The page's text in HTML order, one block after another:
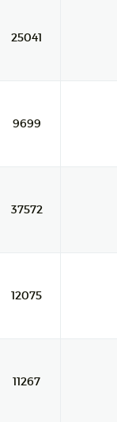
25041
9699
37572
12075
11267